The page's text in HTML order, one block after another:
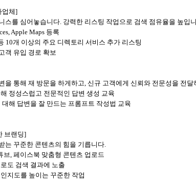
업체]
스를 심어놓습니다. 강력한 리스팅 작업으로 검색 점유율을 높입
Apple Maps 등록
10개 이상의 주요 디렉토리 서비스 추가 리스팅
객 유입 경로 확보
을 통해 재 방문을 하게하고, 신규 고객에게 신뢰와 전문성을 전
정성스럽고 전문적인 답변 생성 교육
해 답변을 잘 만드는 프롬프트 작성법 교육
브랜딩]
는 꾸준한 콘텐츠의 힘을 기릅니다.
, 페이스북 맞춤형 콘텐츠 업로드
도 검색 결과에 노출
지도를 높이는 꾸준한 작업